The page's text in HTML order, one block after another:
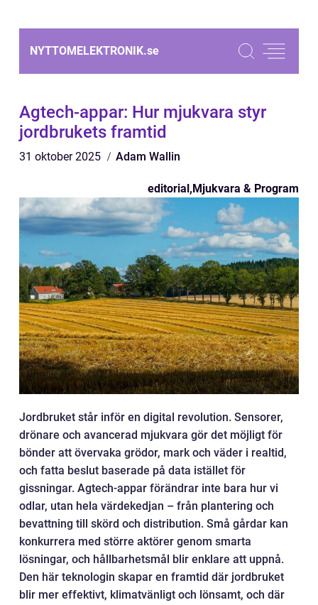
NYTTOMELEKTRONIK.se
Agtech-appar: Hur mjukvara styr
jordbrukets framtid
31 oktober 2025 Adam Wallin
editorial,Mjukvara & Program
Jordbruket står inför en digital revolution. Sensorer,
drönare och avancerad mjukvara gör det möjligt för
bönder att övervaka grödor, mark och väder i realtid,
och fatta beslut baserade på data istället för
gissningar. Agtech-appar förändrar inte bara hur vi
odlar, utan hela värdekedjan – från plantering och
bevattning till skörd och distribution. Små gårdar kan
konkurrera med större aktörer genom smarta
lösningar, och hållbarhetsmål blir enklare att uppnå.
Den här teknologin skapar en framtid där jordbruket
blir mer effektivt, klimatvänligt och lönsamt, och där